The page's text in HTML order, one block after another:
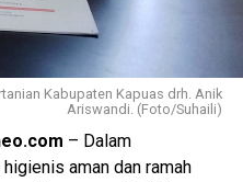
Kabupaten Kapuas drh. Anik
Ariswandi. (Foto/Suhaili)
– Dalam
aman dan ramah